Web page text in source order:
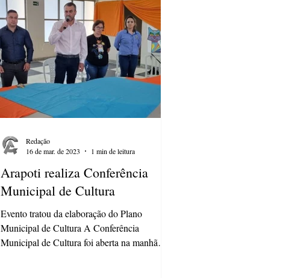
Arapoti realiza Conferência
Municipal de Cultura
Evento tratou da elaboração do Plano
Municipal de Cultura A Conferência
Municipal de Cultura foi aberta na manhã
Redação
16 de mar. de 2023
1 min de leitura